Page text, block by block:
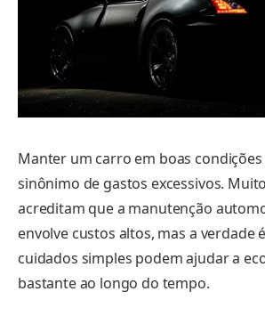
Manter um carro em boas
sinônimo de gastos excessivos.
acreditam que a manutenção
envolve custos altos, mas a verdade
cuidados simples podem ajudar a
bastante ao longo do tempo.